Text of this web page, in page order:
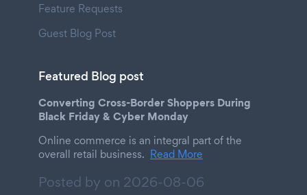
Feature Requests
Guest Blog Post
Featured Blog post
Converting Cross-Border Shoppers During
Black Friday & Cyber Monday
Online commerce is an integral part of the
overall retail business. Read More
Posted by on 2026-08-06